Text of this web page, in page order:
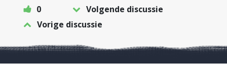
0
Volgende discussie
Vorige discussie